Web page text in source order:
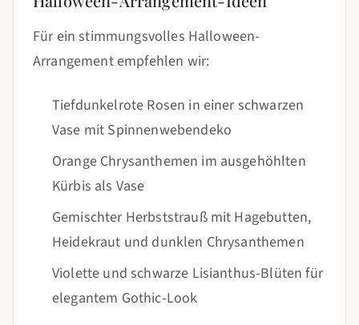
Für ein stimmungsvolles Halloween-
Arrangement empfehlen wir:
Tiefdunkelrote Rosen in einer schwarzen
Vase mit Spinnenwebendeko
Orange Chrysanthemen im ausgehöhlten
Kürbis als Vase
Gemischter Herbststrauß mit Hagebutten,
Heidekraut und dunklen Chrysanthemen
Violette und schwarze Lisianthus-Blüten für
elegantem Gothic-Look